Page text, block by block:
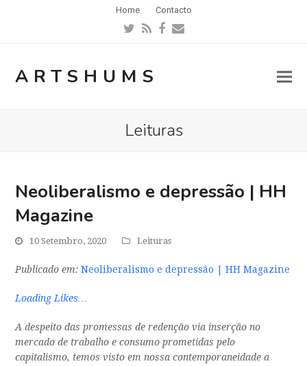
Home Contacto
Twitter
RSSFacebook
Email
ARTSHUMS
Leituras
Neoliberalismo e depressão | HH
Magazine
10 Setembro, 2020 Leituras
Publicado em: Neoliberalismo e depressão | HH Magazine
Loading Likes…
A despeito das promessas de redenção via inserção no
mercado de trabalho e consumo prometidas pelo
capitalismo, temos visto em nossa contemporaneidade a